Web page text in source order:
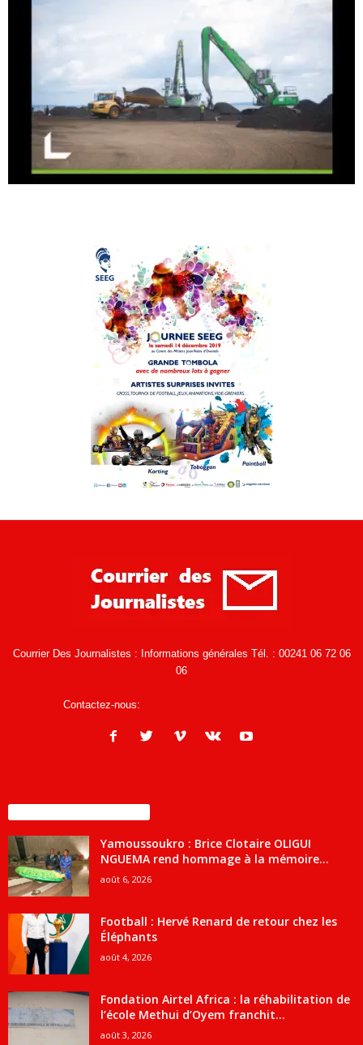
Courrier Des Journalistes : Informations générales Tél. : 00241 06 72 06
06
Contactez-nous:
Yamoussoukro : Brice Clotaire OLIGUI
NGUEMA rend hommage à la mémoire...
août 6, 2026
Football : Hervé Renard de retour chez les
Éléphants
août 4, 2026
Fondation Airtel Africa : la réhabilitation de
l’école Methui d’Oyem franchit...
août 3, 2026